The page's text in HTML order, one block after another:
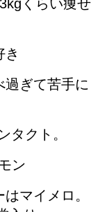
くらい痩せ
き
過ぎて苦手に
タクト。
ン
マイメロ。